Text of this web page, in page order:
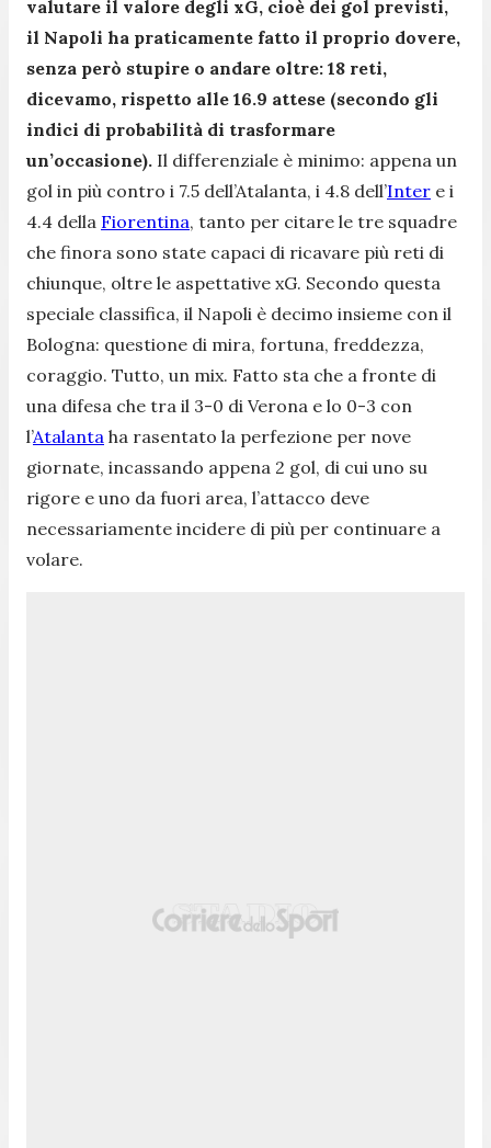
valutare il valore degli xG, cioè dei gol previsti,
il Napoli ha praticamente fatto il proprio dovere,
senza però stupire o andare oltre: 18 reti,
dicevamo, rispetto alle 16.9 attese (secondo gli
indici di probabilità di trasformare
un’occasione). Il differenziale è minimo: appena un
gol in più contro i 7.5 dell’Atalanta, i 4.8 dell’Inter e i
4.4 della Fiorentina, tanto per citare le tre squadre
che finora sono state capaci di ricavare più reti di
chiunque, oltre le aspettative xG. Secondo questa
speciale classifica, il Napoli è decimo insieme con il
Bologna: questione di mira, fortuna, freddezza,
coraggio. Tutto, un mix. Fatto sta che a fronte di
una difesa che tra il 3-0 di Verona e lo 0-3 con
l’Atalanta ha rasentato la perfezione per nove
giornate, incassando appena 2 gol, di cui uno su
rigore e uno da fuori area, l’attacco deve
necessariamente incidere di più per continuare a
volare.